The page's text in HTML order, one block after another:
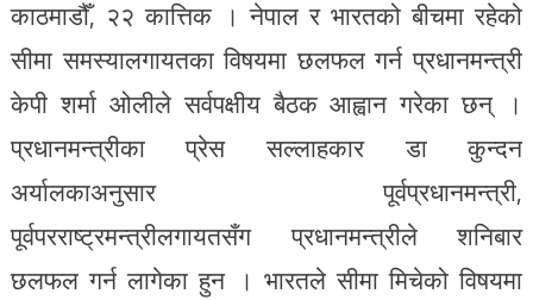
काठमाडौँ, २२ कात्तिक । नेपाल र भारतको बीचमा रहेको
सीमा समस्यालगायतका विषयमा छलफल गर्न प्रधानमन्त्री
केपी शर्मा ओलीले सर्वपक्षीय बैठक आह्वान गरेका छन् ।
प्रधानमन्त्रीका प्रेस सल्लाहकार डा कुन्दन
अर्यालकाअनुसार पूर्वप्रधानमन्त्री,
पूर्वपरराष्ट्रमन्त्रीलगायतसँग प्रधानमन्त्रीले शनिबार
छलफल गर्न लागेका हुन । भारतले सीमा मिचेको विषयमा